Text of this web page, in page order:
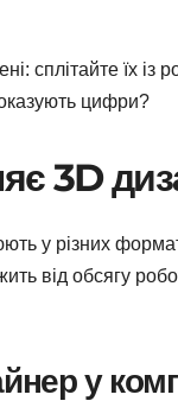
сплітайте їх
цифри?
3D
у різних
від обсягу
у